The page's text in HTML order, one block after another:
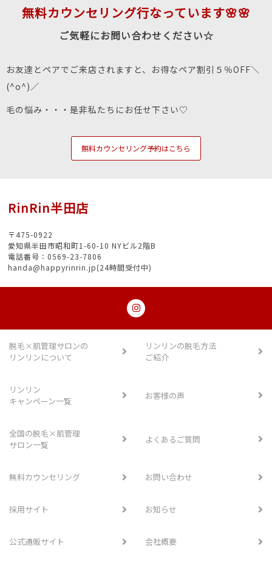
無料カウンセリング行なっています🌸🌸
ご気軽にお問い合わせください☆
お友達とペアでご来店されますと、お得なペア割引５％OFF＼
(^o^)／
毛の悩み・・・是非私たちにお任せ下さい♡
無料カウンセリング予約はこちら
RinRin半田店
〒475-0922
愛知県半田市昭和町1-60-10 NYビル2階B
電話番号：0569-23-7806
handa@happyrinrin.jp(24時間受付中)
脱毛×肌管理サロンの
リンリンについて
リンリンの脱毛方法
ご紹介
リンリン
キャンペーン一覧
お客様の声
全国の脱毛×肌管理
サロン一覧
よくあるご質問
無料カウンセリング お問い合わせ
採用サイト お知らせ
公式通販サイト 会社概要